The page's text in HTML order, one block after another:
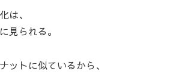
は、
見られる。
ットに似ているから、